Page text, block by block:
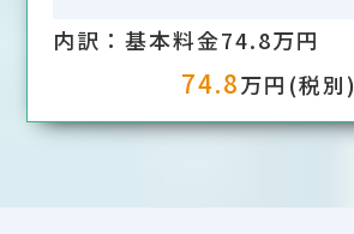
内訳：基本料金74.8万円
74.8万円(税別)